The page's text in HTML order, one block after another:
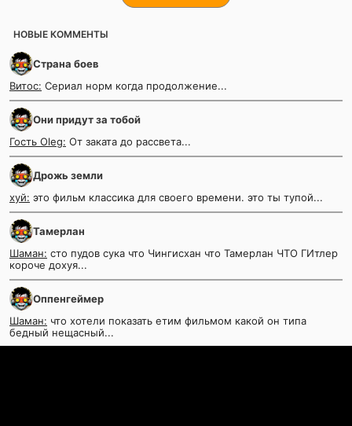
НОВЫЕ КОММЕНТЫ
Страна боев
Витос: Сериал норм когда продолжение...
Они придут за тобой
Гость Oleg: От заката до рассвета...
Дрожь земли
хуй: это фильм классика для своего времени. это ты тупой...
Тамерлан
Шаман: сто пудов сука что Чингисхан что Тамерлан ЧТО ГИтлер
короче дохуя...
Оппенгеймер
Шаман: что хотели показать етим фильмом какой он типа
бедный нещасный...